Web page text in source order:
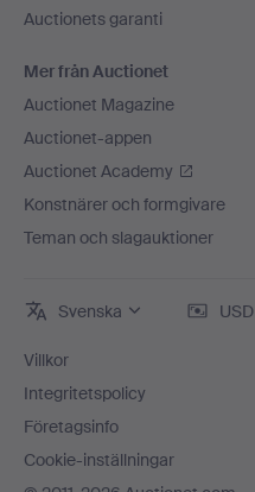
Auctionets garanti
Mer från Auctionet
Auctionet Magazine
Auctionet-appen
Auctionet Academy
Konstnärer och formgivare
Teman och slagauktioner
Svenska USD
Villkor
Integritetspolicy
Företagsinfo
Cookie-inställningar